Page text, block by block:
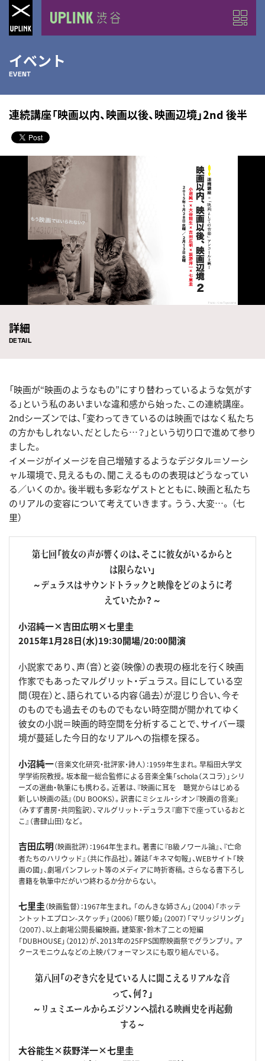
イベント
EVENT
連続講座「映画以内、映画以後、映画辺境」2nd 後半
詳細
DETAIL
「映画が“映画のようなもの”にすり替わっているような気がす
る」という私のあいまいな違和感から始った、この連続講座。
2ndシーズンでは、「変わってきているのは映画ではなく私たち
の方かもしれない、だとしたら…？」という切り口で進めて参り
ました。
イメージがイメージを自己増殖するようなデジタル＝ソーシ
ャル環境で、見えるもの、聞こえるものの表現はどうなってい
る／いくのか。後半戦も多彩なゲストとともに、映画と私たち
のリアルの変容について考えていきます。うう、大変…。 （七
里）
第七回「彼女の声が響くのは、そこに彼女がいるからと
は限らない」
～デュラスはサウンドトラックと映像をどのように考
えていたか？～
小沼純一×吉田広明×七里圭
2015年1月28日(水)19:30開場/20:00開演
小説家であり、声（音）と姿（映像）の表現の極北を行く映画
作家でもあったマルグリット・デュラス。目にしている空
間（現在）と、語られている内容（過去）が混じり合い、今そ
のものでも過去そのものでもない時空間が開かれてゆく
彼女の小説＝映画的時空間を分析することで、サイバー環
境が蔓延した今日的なリアルへの指標を探る。
小沼純一（音楽文化研究・批評家・詩人）：1959年生まれ。早稲田大学文
学学術院教授。坂本龍一総合監修による音楽全集「schola（スコラ）」シリ
ーズの選曲・執筆にも携わる。近著は、『映画に耳を 聴覚からはじめる
新しい映画の話』（DU BOOKS）。訳書にミシェル・シオン『映画の音楽』
（みすず書房・共同監訳）、マルグリット・デュラス『廊下で座っているおと
こ』（書肆山田）など。
吉田広明（映画批評）：1964年生まれ。著書に『B級ノワール論』、『亡命
者たちのハリウッド』（共に作品社）。雑誌「キネマ旬報」、WEBサイト「映
画の國」、劇場パンフレット等のメディアに時折寄稿。さらなる書下ろし
書籍を執筆中だがいつ終わるか分からない。
七里圭（映画監督）：1967年生まれ。「のんきな姉さん」（2004）「ホッテ
ントットエプロン-スケッチ」（2006）「眠り姫」（2007）「マリッジリング」
（2007）、以上劇場公開長編映画。建築家・鈴木了二との短編
「DUBHOUSE」（2012）が、2013年の25FPS国際映画祭でグランプリ。ア
クースモニウムなどの上映パフォーマンスにも取り組んでいる。
第八回「のぞき穴を見ている人に聞こえるリアルな音
って、何？」
～リュミエールからエジソンへ揺れる映画史を再起動
する～
大谷能生×荻野洋一×七里圭